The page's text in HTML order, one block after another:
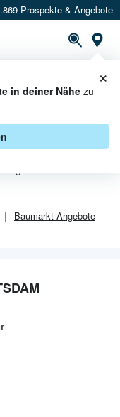
Prospekte & Angebote
in deiner Nähezu
×
IN
Baumarkt Angebote